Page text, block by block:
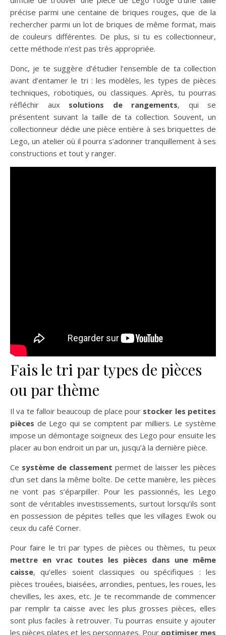
précise parmi une centaine de briques rouges, que de la
rechercher parmi un lot de briques de même format, mais
de couleurs différentes. De plus, si tu es collectionneur,
cette méthode n’est pas très appropriée.
Donc, je te suggère d’étudier l’ensemble de ta collection
avant d’entamer le tri : les modèles, les types de pièces
techniques, robotiques, ou classiques. Après, tu pourras
réfléchir aux solutions de rangements, qui se
présentent suivant la taille de ta collection. Souvent, un
collectionneur dédie une pièce entière à ses briquettes de
Lego, un atelier où il pourra s’adonner tranquillement à ses
constructions et tout y ranger.
Fais le tri par types de pièces
ou par thème
Il va te falloir beaucoup de place pour stocker les petites
pièces de Lego qui se comptent par milliers. Le système
impose un démontage soigneux des Lego pour ensuite les
placer au bon endroit un par un, jusqu’à la dernière pièce.
Ce système de classement permet de laisser les pièces
d’un set dans la même boîte. De cette manière, les pièces
ne vont pas s’éparpiller. Pour les passionnés, les Lego
sont de véritables investissements, surtout lorsqu’ils sont
en possession de pépites telles que les villages Ewok ou
ceux du café Corner.
Pour faire le tri par types de pièces ou thèmes, tu peux
mettre en vrac toutes les pièces dans une même
caisse, qu’elles soient classiques ou spécifiques : les
pièces trouées, biaisées, arrondies, pentues, les roues, les
chevilles, les axes, etc. Je te recommande de commencer
par remplir ta caisse avec les plus grosses pièces, elles
sont plus faciles à retrouver. Tu pourras ensuite y ajouter
les pièces plates et les personnages. Pour optimiser mes